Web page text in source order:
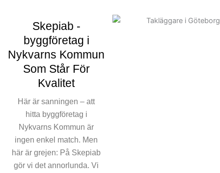
Skepiab -
byggföretag i
Nykvarns Kommun
Som Står För
Kvalitet
Här är sanningen – att
hitta byggföretag i
Nykvarns Kommun är
ingen enkel match. Men
här är grejen: På Skepiab
gör vi det annorlunda. Vi